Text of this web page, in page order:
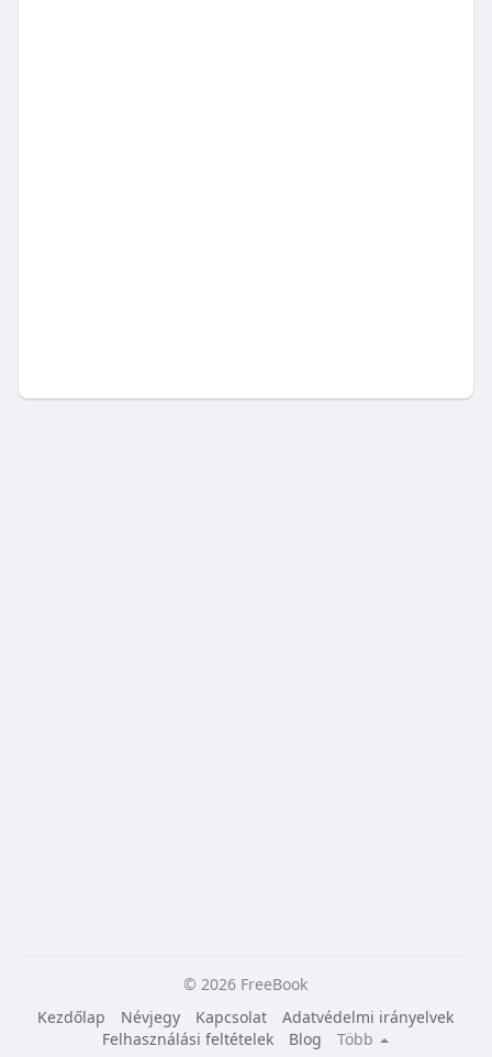
© 2026 FreeBook
Kezdőlap
Névjegy Kapcsolat
Adatvédelmi irányelvek
Felhasználási feltételek
Blog
Több